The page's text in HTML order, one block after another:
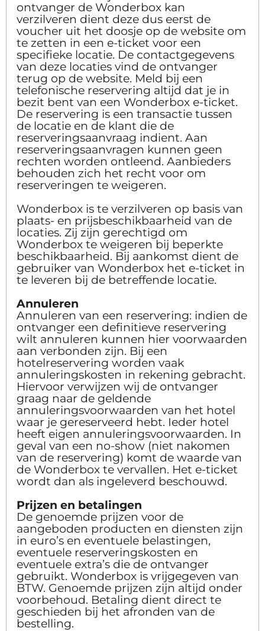
ontvanger de Wonderbox kan
verzilveren dient deze dus eerst de
voucher uit het doosje op de website om
te zetten in een e-ticket voor een
specifieke locatie. De contactgegevens
van deze locaties vind de ontvanger
terug op de website. Meld bij een
telefonische reservering altijd dat je in
bezit bent van een Wonderbox e-ticket.
De reservering is een transactie tussen
de locatie en de klant die de
reserveringsaanvraag indient. Aan
reserveringsaanvragen kunnen geen
rechten worden ontleend. Aanbieders
behouden zich het recht voor om
reserveringen te weigeren.
Wonderbox is te verzilveren op basis van
plaats- en prijsbeschikbaarheid van de
locaties. Zij zijn gerechtigd om
Wonderbox te weigeren bij beperkte
beschikbaarheid. Bij aankomst dient de
gebruiker van Wonderbox het e-ticket in
te leveren bij de betreffende locatie.
Annuleren
Annuleren van een reservering: indien de
ontvanger een definitieve reservering
wilt annuleren kunnen hier voorwaarden
aan verbonden zijn. Bij een
hotelreservering worden vaak
annuleringskosten in rekening gebracht.
Hiervoor verwijzen wij de ontvanger
graag naar de geldende
annuleringsvoorwaarden van het hotel
waar je gereserveerd hebt. Ieder hotel
heeft eigen annuleringsvoorwaarden. In
geval van een no-show (niet nakomen
van de reservering) komt de waarde van
de Wonderbox te vervallen. Het e-ticket
wordt dan als ingeleverd beschouwd.
Prijzen en betalingen
De genoemde prijzen voor de
aangeboden producten en diensten zijn
in euro’s en eventuele belastingen,
eventuele reserveringskosten en
eventuele extra’s die de ontvanger
gebruikt. Wonderbox is vrijgegeven van
BTW. Genoemde prijzen zijn altijd onder
voorbehoud. Betaling dient direct te
geschieden bij het afronden van de
bestelling.